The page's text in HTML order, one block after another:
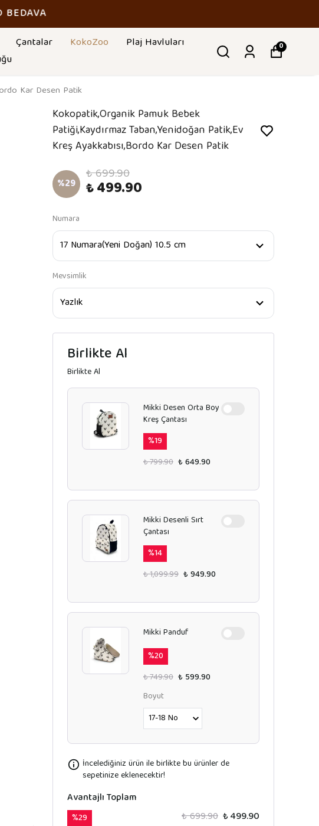
BEDAVA
Çantalar KokoZoo
Plaj Havluları
0
Kar Desen Patik
Kokopatik,Organik Pamuk Bebek
Patiği,Kaydırmaz Taban,Yenidoğan Patik,Ev
Kreş Ayakkabısı,Bordo Kar Desen Patik
%29 ₺ 699.90
₺ 499.90
Numara
Mevsimlik
Birlikte Al
Birlikte Al
Mikki Desen Orta Boy
Kreş Çantası
%19
₺ 799.90 ₺ 649.90
Mikki Desenli Sırt
Çantası
%14
₺ 1,099.99 ₺ 949.90
Mikki Panduf
%20
₺ 749.90 ₺ 599.90
Boyut
İncelediğiniz ürün ile birlikte bu ürünler de
sepetinize eklenecektir!
Avantajlı Toplam
%29 ₺ 699.90 ₺ 499.90